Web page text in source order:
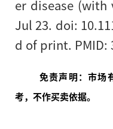
er disease (with
Jul 23. doi:
d of print. PMID:
免责声明：市场
考，不作买卖依据。